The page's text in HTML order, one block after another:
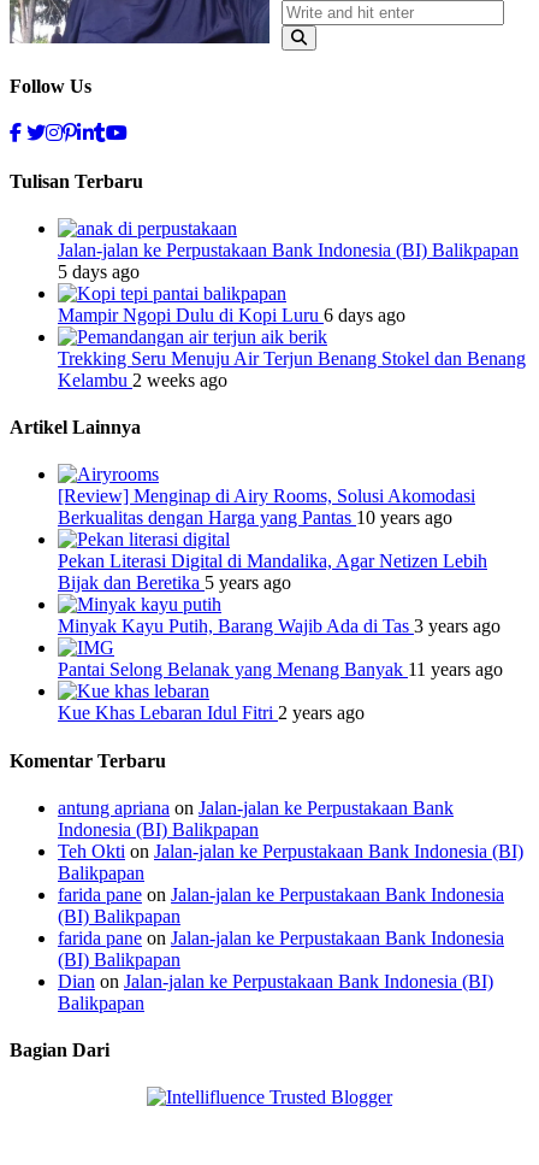
Follow Us
Tulisan Terbaru
Jalan-jalan ke Perpustakaan Bank Indonesia (BI) Balikpapan
5 days ago
Mampir Ngopi Dulu di Kopi Luru 6 days ago
Trekking Seru Menuju Air Terjun Benang Stokel dan Benang
Kelambu 2 weeks ago
Artikel Lainnya
[Review] Menginap di Airy Rooms, Solusi Akomodasi
Berkualitas dengan Harga yang Pantas 10 years ago
Pekan Literasi Digital di Mandalika, Agar Netizen Lebih
Bijak dan Beretika 5 years ago
Minyak Kayu Putih, Barang Wajib Ada di Tas 3 years ago
Pantai Selong Belanak yang Menang Banyak 11 years ago
Kue Khas Lebaran Idul Fitri 2 years ago
Komentar Terbaru
antung apriana on Jalan-jalan ke Perpustakaan Bank
Indonesia (BI) Balikpapan
Teh Okti on Jalan-jalan ke Perpustakaan Bank Indonesia (BI)
Balikpapan
farida pane on Jalan-jalan ke Perpustakaan Bank Indonesia
(BI) Balikpapan
farida pane on Jalan-jalan ke Perpustakaan Bank Indonesia
(BI) Balikpapan
Dian on Jalan-jalan ke Perpustakaan Bank Indonesia (BI)
Balikpapan
Bagian Dari